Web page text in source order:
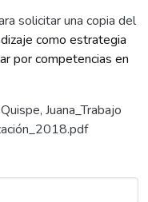
solicitar una copia del
como estrategia
por competencias en
Juana_Trabajo